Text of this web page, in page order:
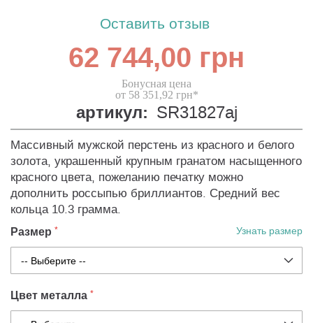
Оставить отзыв
62 744,00 грн
Бонусная цена
от 58 351,92 грн*
артикул: SR31827aj
Массивный мужской перстень из красного и белого
золота, украшенный крупным гранатом насыщенного
красного цвета, пожеланию печатку можно
дополнить россыпью бриллиантов. Средний вес
кольца 10.3 грамма.
Размер Узнать размер
Цвет металла